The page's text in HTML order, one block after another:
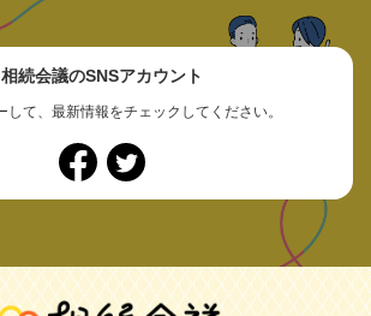
相続会議のSNSアカウント
して、最新情報をチェックしてください。